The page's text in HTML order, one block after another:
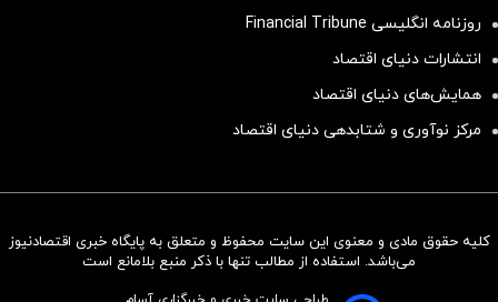
سرمایه‌گذاری همسنگ با شاخص
روزنامه انگلیسی Financial Tribune
انتشارات دنیای اقتصاد
همایش‌های دنیای اقتصاد
مرکز نوآوری و شتابدهی دنیای اقتصاد
کلیه حقوق مادی و معنوی این سایت محفوظ و متعلق به پایگاه خبری اقتصادنیوز
می‌باشد. استفاده از مطالب تنها با ذکر منبع بلامانع است